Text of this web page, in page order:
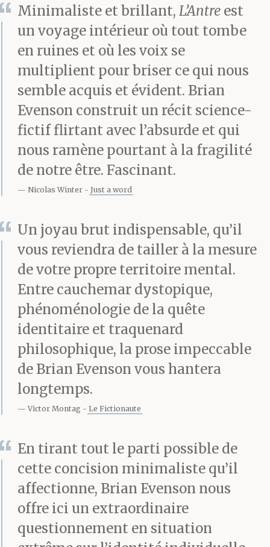
que j’avais posée un peu
plus tôt au
terminal, avant tout ça.
Je connaissais la
réponse : le
dernier d’entre nous à
être sorti de l’antre
l’avait fait il y a
que je voulais savoir,
c’était si le
terminal possédait
cette information ou si
cette partie des données
avait été infectée,
elle aussi.
Minimaliste et brillant, L’Antre est
un voyage intérieur où tout tombe
en ruines et où les voix se
multiplient pour briser ce qui nous
semble acquis et évident. Brian
Evenson construit un récit science-
fictif flirtant avec l’absurde et qui
nous ramène pourtant à la fragilité
de notre être. Fascinant.
Nicolas Winter Just a word
Un joyau brut indispensable, qu’il
vous reviendra de tailler à la mesure
de votre propre territoire mental.
Entre cauchemar dystopique,
phénoménologie de la quête
identitaire et traquenard
philosophique, la prose impeccable
de Brian Evenson vous hantera
longtemps.
Victor Montag Le Fictionaute
En tirant tout le parti possible de
cette concision minimaliste qu’il
affectionne, Brian Evenson nous
offre ici un extraordinaire
questionnement en situation